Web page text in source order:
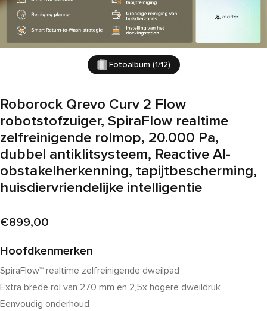
Fotoalbum (1/12)
Roborock Qrevo Curv 2 Flow
robotstofzuiger, SpiraFlow realtime
zelfreinigende rolmop, 20.000 Pa,
dubbel antiklitsysteem, Reactive AI-
obstakelherkenning, tapijtbescherming,
huisdiervriendelijke intelligentie
Huidige prijs:
€899,00
Hoofdkenmerken
SpiraFlow™ realtime zelfreinigende dweilpad
Extra brede rol van 270 mm en 2,5x hogere dweildruk
Eenvoudig onderhoud